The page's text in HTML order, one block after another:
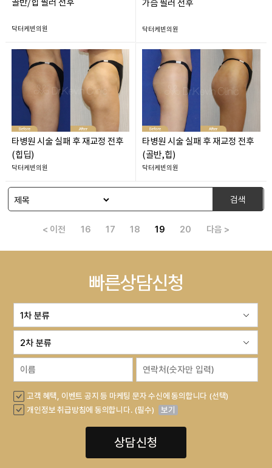
골반/힙 필러 전후
닥터케빈의원
가슴 필러 전후
닥터케빈의원
타병원 시술 실패 후 재교정 전후
(힙딥)
닥터케빈의원
타병원 시술 실패 후 재교정 전후
(골반,힙)
닥터케빈의원
검색
< 이전 16 17 18 19 20 다음 >
빠른상담신청
고객 혜택, 이벤트 공지 등 마케팅 문자 수신에 동의합니다 (선택)
개인정보 취급방침에 동의합니다. (필수)
보기
상담신청